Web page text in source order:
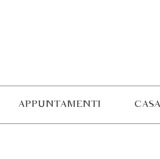
APPUNTAMENTI